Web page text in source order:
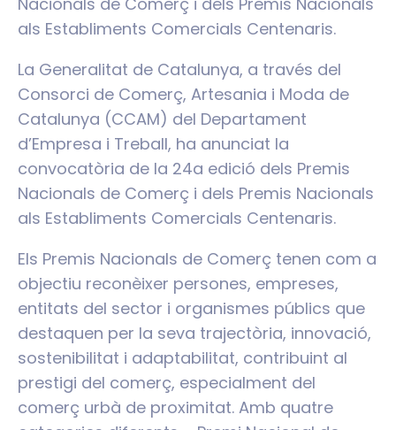
als Establiments Comercials Centenaris.
La Generalitat de Catalunya, a través del
Consorci de Comerç, Artesania i Moda de
Catalunya (CCAM) del Departament
d’Empresa i Treball, ha anunciat la
convocatòria de la 24a edició dels Premis
Nacionals de Comerç i dels Premis Nacionals
als Establiments Comercials Centenaris.
Els Premis Nacionals de Comerç tenen com a
objectiu reconèixer persones, empreses,
entitats del sector i organismes públics que
destaquen per la seva trajectòria, innovació,
sostenibilitat i adaptabilitat, contribuint al
prestigi del comerç, especialment del
comerç urbà de proximitat. Amb quatre